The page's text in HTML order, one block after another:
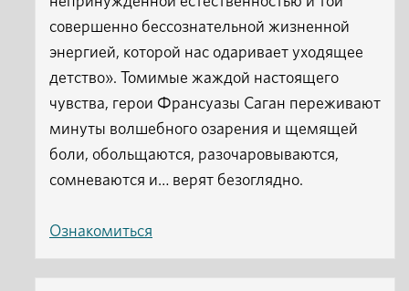
совершенно бессознательной жизненной
энергией, которой нас одаривает уходящее
детство». Томимые жаждой настоящего
чувства, герои Франсуазы Саган переживают
минуты волшебного озарения и щемящей
боли, обольщаются, разочаровываются,
сомневаются и… верят безоглядно.
Ознакомиться